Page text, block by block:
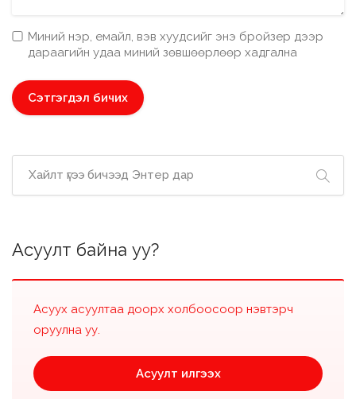
Миний нэр, емайл, вэв хуудсийг энэ бройзер дээр
дараагийн удаа миний зөвшөөрлөөр хадгална
Асуулт байна уу?
Асуух асуултаа доорх холбоосоор нэвтэрч
оруулна уу.
Асуулт илгээх